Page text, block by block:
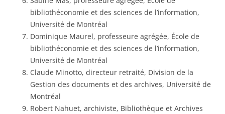
bibliothéconomie et des sciences de l’information,
Université de Montréal
Dominique Maurel, professeure agrégée, École de
bibliothéconomie et des sciences de l’information,
Université de Montréal
Claude Minotto, directeur retraité, Division de la
Gestion des documents et des archives, Université de
Montréal
Robert Nahuet, archiviste, Bibliothèque et Archives